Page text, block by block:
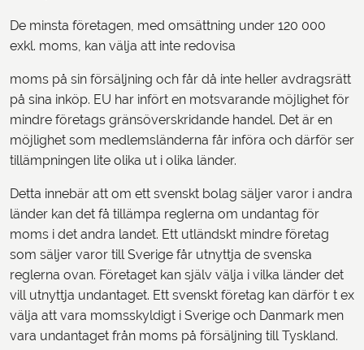
De minsta företagen, med omsättning under 120 000
exkl. moms, kan välja att inte redovisa
moms på sin försäljning och får då inte heller avdragsrätt
på sina inköp. EU har infört en motsvarande möjlighet för
mindre företags gränsöverskridande handel. Det är en
möjlighet som medlemsländerna får införa och därför ser
tillämpningen lite olika ut i olika länder.
Detta innebär att om ett svenskt bolag säljer varor i andra
länder kan det få tillämpa reglerna om undantag för
moms i det andra landet. Ett utländskt mindre företag
som säljer varor till Sverige får utnyttja de svenska
reglerna ovan. Företaget kan själv välja i vilka länder det
vill utnyttja undantaget. Ett svenskt företag kan därför t ex
välja att vara momsskyldigt i Sverige och Danmark men
vara undantaget från moms på försäljning till Tyskland.